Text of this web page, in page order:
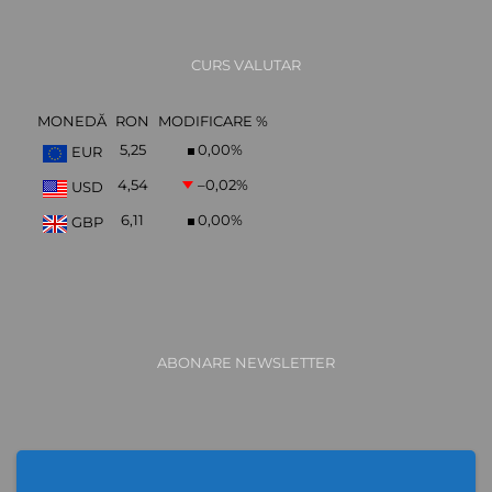
CURS VALUTAR
MONEDĂ RON
MODIFICARE %
EUR
5,25 0,00%
USD 4,54 –0,02%
GBP 6,11 0,00%
ABONARE NEWSLETTER